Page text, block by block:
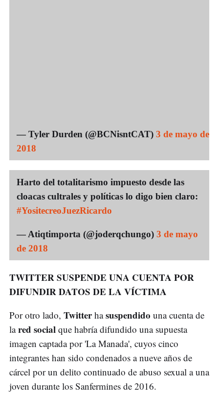
— Tyler Durden (@BCNisntCAT) 3 de mayo de
2018
Harto del totalitarismo impuesto desde las
cloacas cultrales y políticas lo digo bien claro:
#YositecreoJuezRicardo
— Atiqtimporta (@joderqchungo) 3 de mayo
de 2018
TWITTER SUSPENDE UNA CUENTA POR
DIFUNDIR DATOS DE LA VÍCTIMA
Por otro lado, Twitterhasuspendido una cuenta de
lared social que habría difundido una supuesta
imagen captada por 'La Manada', cuyos cinco
integrantes han sido condenados a nueve años de
cárcel por un delito continuado de abuso sexual a una
joven durante los Sanfermines de 2016.